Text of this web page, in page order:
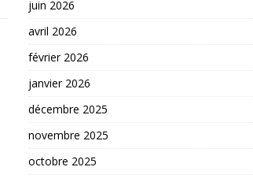
juin 2026
avril 2026
février 2026
janvier 2026
décembre 2025
novembre 2025
octobre 2025